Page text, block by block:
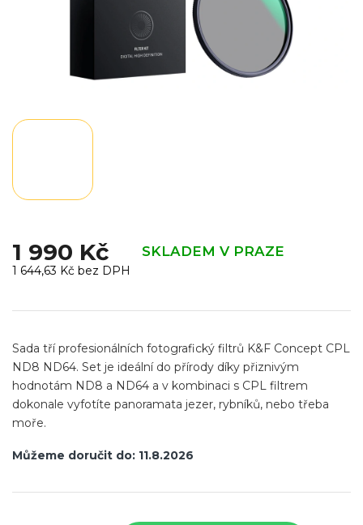
1 990 Kč SKLADEM V PRAZE
1 644,63 Kč bez DPH
cena:
Můžeme doručit do: 11.8.2026
Sada tří profesionálních fotografický filtrů K&F Concept CPL
ND8 ND64. Set je ideální do přírody díky přiznivým
hodnotám ND8 a ND64 a v kombinaci s CPL filtrem
dokonale vyfotíte panoramata jezer, rybníků, nebo třeba
moře.